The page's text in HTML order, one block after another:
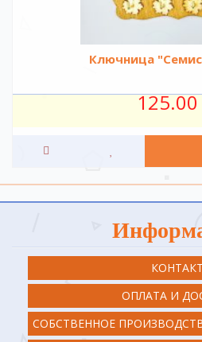
Ключница
ОПЛАТА И
СОБСТВЕННОЕ